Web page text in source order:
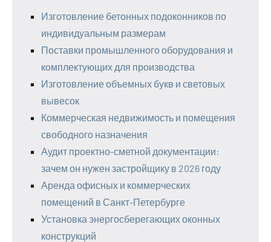
Изготовление бетонных подоконников по
индивидуальным размерам
Поставки промышленного оборудования и
комплектующих для производства
Изготовление объемных букв и световых
вывесок
Коммерческая недвижимость и помещения
свободного назначения
Аудит проектно-сметной документации:
зачем он нужен застройщику в 2026 году
Аренда офисных и коммерческих
помещений в Санкт-Петербурге
Установка энергосберегающих оконных
конструкций